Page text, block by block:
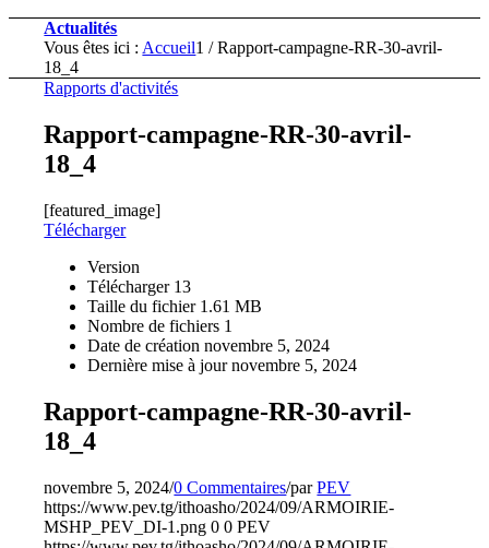
Actualités
Vous êtes ici : Accueil1 / Rapport-campagne-RR-30-avril-
18_4
Rapports d'activités
Rapport-campagne-RR-30-avril-
18_4
[featured_image]
Télécharger
Version
Télécharger 13
Taille du fichier 1.61 MB
Nombre de fichiers 1
Date de créationnovembre 5, 2024
Dernière mise à journovembre 5, 2024
Rapport-campagne-RR-30-avril-
18_4
novembre 5, 2024/0 Commentaires/parPEV
https://www.pev.tg/ithoasho/2024/09/ARMOIRIE-
MSHP_PEV_DI-1.png 0 0 PEV